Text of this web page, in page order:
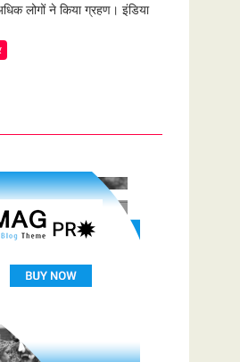
लोगों ने किया ग्रहण। इंडिया